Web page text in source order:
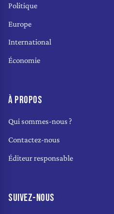
Politique
Europe
International
Économie
À PROPOS
Qui sommes-nous ?
Contactez-nous
Éditeur responsable
SUIVEZ-NOUS